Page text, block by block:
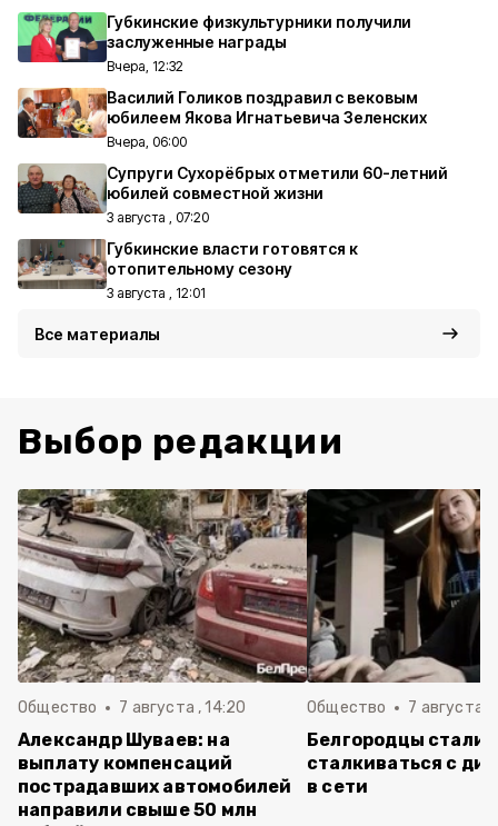
Губкинские физкультурники получили
заслуженные награды
Вчера, 12:32
Василий Голиков поздравил с вековым
юбилеем Якова Игнатьевича Зеленских
Вчера, 06:00
Супруги Сухорёбрых отметили 60-летний
юбилей совместной жизни
3 августа , 07:20
Губкинские власти готовятся к
отопительному сезону
3 августа , 12:01
Все материалы
Выбор редакции
Общество 7 августа , 14:20
Александр Шуваев: на
выплату компенсаций
пострадавших автомобилей
направили свыше 50 млн
Общество 7 августа ,
Белгородцы стали
сталкиваться с
в сети